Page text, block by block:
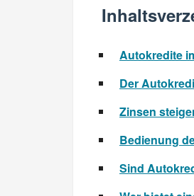
Autokredite
Der
Zinsen
Bedienung
Sind